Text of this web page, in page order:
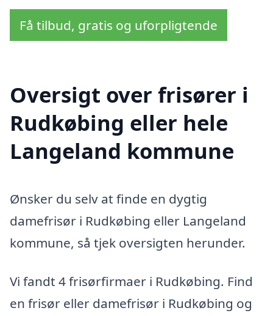
Få tilbud, gratis og uforpligtende
Oversigt over frisører i
Rudkøbing eller hele
Langeland kommune
Ønsker du selv at finde en dygtig
damefrisør i Rudkøbing eller Langeland
kommune, så tjek oversigten herunder.
Vi fandt 4 frisørfirmaer i Rudkøbing. Find
en frisør eller damefrisør i Rudkøbing og